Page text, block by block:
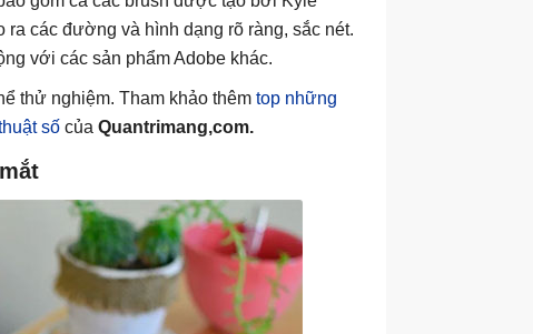
ra các đường và hình dạng rõ ràng, sắc nét.
với các sản phẩm Adobe khác.
thử nghiệm. Tham khảo thêm top những
số của Quantrimang,com.